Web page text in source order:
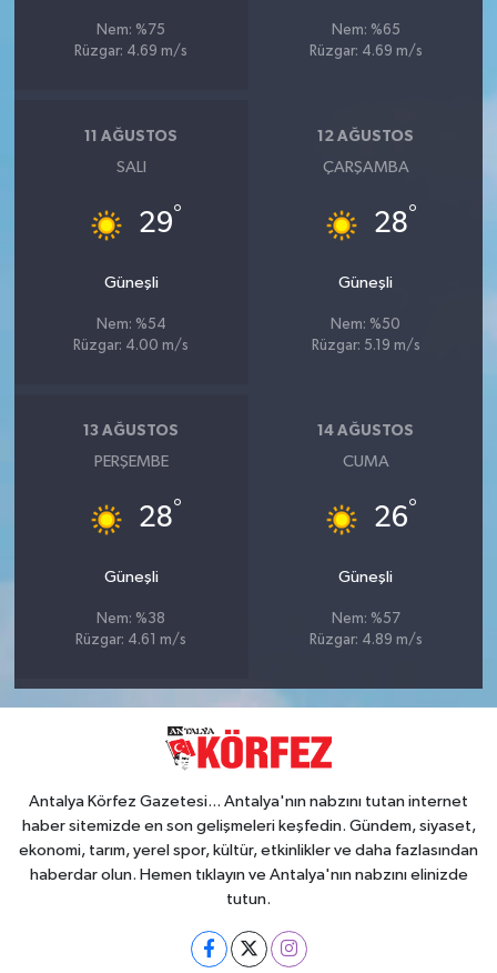
Nem: %75
Rüzgar: 4.69 m/s
Nem: %65
Rüzgar: 4.69 m/s
11 AĞUSTOS
SALI
29°
Güneşli
Nem: %54
Rüzgar: 4.00 m/s
12 AĞUSTOS
ÇARŞAMBA
28°
Güneşli
Nem: %50
Rüzgar: 5.19 m/s
13 AĞUSTOS
PERŞEMBE
28°
Güneşli
Nem: %38
Rüzgar: 4.61 m/s
14 AĞUSTOS
CUMA
26°
Güneşli
Nem: %57
Rüzgar: 4.89 m/s
Antalya Körfez Gazetesi... Antalya'nın nabzını tutan internet
haber sitemizde en son gelişmeleri keşfedin. Gündem, siyaset,
ekonomi, tarım, yerel spor, kültür, etkinlikler ve daha fazlasından
haberdar olun. Hemen tıklayın ve Antalya'nın nabzını elinizde
tutun.